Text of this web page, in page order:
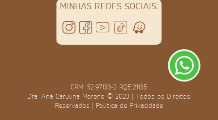
MINHAS REDES SOCIAIS:
CRM: 52.97133-2 RQE:21135
Dra. Ana Carulina Moreno © 2023 | Todos os Direitos
Reservados | Política de Privacidade